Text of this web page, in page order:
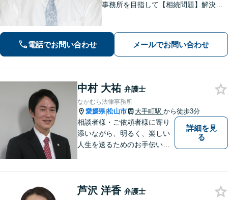
事務所を目指して【相続問題】解決実
婚協議から調停、裁判まで、あらゆる
フェーズに対応【市役所前駅6分】
電話でお問い合わせ メールでお問い合わせ
中村 大祐 弁護士
なかむら法律事務所
愛媛県|松山市 大手町駅 から徒歩3分
相談者様・ご依頼者様に寄り
添いながら、明るく、楽しい
人生を送るためのお手伝いを
詳細を見
る
芦沢 洋香 弁護士